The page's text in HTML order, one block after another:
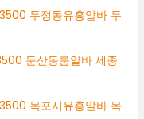
두정동유흥알바 두
둔산동룸알바 세종
목포시유흥알바 목